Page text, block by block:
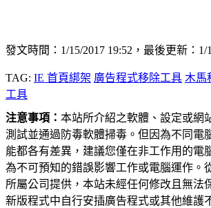
發文時間：1/15/2017 19:52，最後更新：1/
TAG: IE 首頁綁架 廣告程式移除工具 木馬
工具
注意事項： 本站所介紹之軟體、設定或網
測試並通過防毒軟體掃毒。但因為不同電
能都各有差異，建議您僅在非工作用的電
為不可預知的錯誤影響工作或電腦運作。
所屬公司提供，本站未經任何修改且無法
新版程式中自行安插廣告程式或其他維護